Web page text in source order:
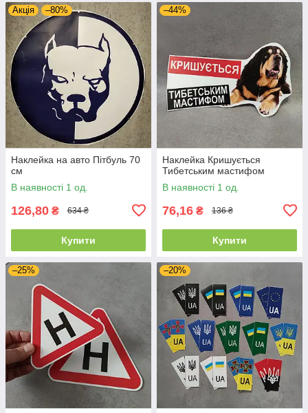
Акція –80%
Наклейка на авто Пітбуль 70
см
В наявності 1 од.
126,80 ₴ 634 ₴
Купити
–44%
Наклейка Кришується
Тибетським мастифом
В наявності 1 од.
76,16 ₴ 136 ₴
Купити
–25% –20%